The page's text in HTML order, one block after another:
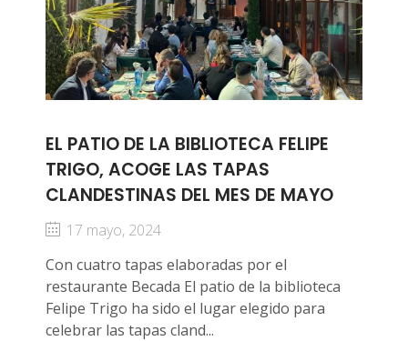
EL PATIO DE LA BIBLIOTECA FELIPE
TRIGO, ACOGE LAS TAPAS
CLANDESTINAS DEL MES DE MAYO
17 mayo, 2024
Con cuatro tapas elaboradas por el
restaurante Becada El patio de la biblioteca
Felipe Trigo ha sido el lugar elegido para
celebrar las tapas cland...